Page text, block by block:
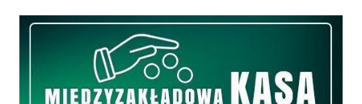
Międzyzakładowa Kasa Zapomogowo - Pożyczkowa